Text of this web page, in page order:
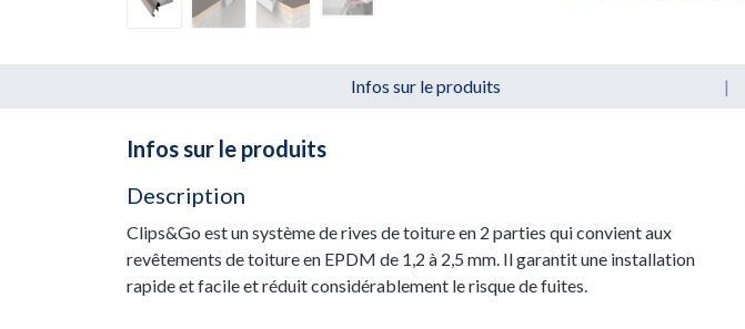
Infos sur le produits |
Infos sur le produits
Description
Clips&Go est un système de rives de toiture en 2 parties qui convient aux
revêtements de toiture en EPDM de 1,2 à 2,5 mm. Il garantit une installation
rapide et facile et réduit considérablement le risque de fuites.